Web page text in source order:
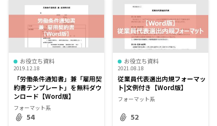
お役立ち資料
2019.12.18
「労働条件通知書」兼「雇用契
約書テンプレート」を無料ダウ
ンロード【Word版】
フォーマット系
54
お役立ち資料
2021.08.18
従業員代表選出内規フォーマッ
ト|文例付き【Word版】
フォーマット系
52